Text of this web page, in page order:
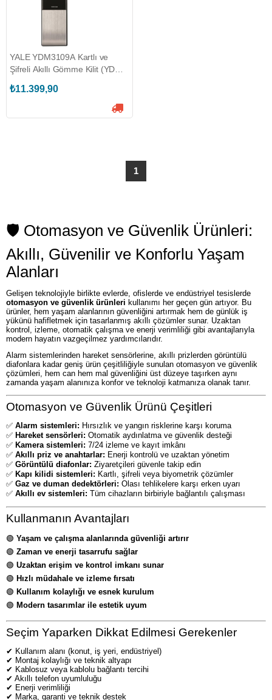
YALE YDM3109A Kartlı ve
Şifreli Akıllı Gömme Kilit (YDM
₺11.399,90
1
🛡️ Otomasyon ve Güvenlik Ürünleri:
Akıllı, Güvenilir ve Konforlu Yaşam
Alanları
Gelişen teknolojiyle birlikte evlerde, ofislerde ve endüstriyel tesislerde
otomasyon ve güvenlik ürünleri kullanımı her geçen gün artıyor. Bu
ürünler, hem yaşam alanlarının güvenliğini artırmak hem de günlük iş
yükünü hafifletmek için tasarlanmış akıllı çözümler sunar. Uzaktan
kontrol, izleme, otomatik çalışma ve enerji verimliliği gibi avantajlarıyla
modern hayatın vazgeçilmez yardımcılarıdır.
Alarm sistemlerinden hareket sensörlerine, akıllı prizlerden görüntülü
diafonlara kadar geniş ürün çeşitliliğiyle sunulan otomasyon ve güvenlik
çözümleri, hem can hem mal güvenliğini üst düzeye taşırken aynı
zamanda yaşam alanınıza konfor ve teknoloji katmanıza olanak tanır.
Otomasyon ve Güvenlik Ürünü Çeşitleri
✅ Alarm sistemleri: Hırsızlık ve yangın risklerine karşı koruma
✅ Hareket sensörleri: Otomatik aydınlatma ve güvenlik desteği
✅ Kamera sistemleri: 7/24 izleme ve kayıt imkânı
✅ Akıllı priz ve anahtarlar: Enerji kontrolü ve uzaktan yönetim
✅ Görüntülü diafonlar: Ziyaretçileri güvenle takip edin
✅ Kapı kilidi sistemleri: Kartlı, şifreli veya biyometrik çözümler
✅ Gaz ve duman dedektörleri: Olası tehlikelere karşı erken uyarı
✅ Akıllı ev sistemleri: Tüm cihazların birbiriyle bağlantılı çalışması
Kullanmanın Avantajları
🟢 Yaşam ve çalışma alanlarında güvenliği artırır
🟢 Zaman ve enerji tasarrufu sağlar
🟢 Uzaktan erişim ve kontrol imkanı sunar
🟢 Hızlı müdahale ve izleme fırsatı
🟢 Kullanım kolaylığı ve esnek kurulum
🟢 Modern tasarımlar ile estetik uyum
Seçim Yaparken Dikkat Edilmesi Gerekenler
✔ Kullanım alanı (konut, iş yeri, endüstriyel)
✔ Montaj kolaylığı ve teknik altyapı
✔ Kablosuz veya kablolu bağlantı tercihi
✔ Akıllı telefon uyumluluğu
✔ Enerji verimliliği
✔ Marka, garanti ve teknik destek